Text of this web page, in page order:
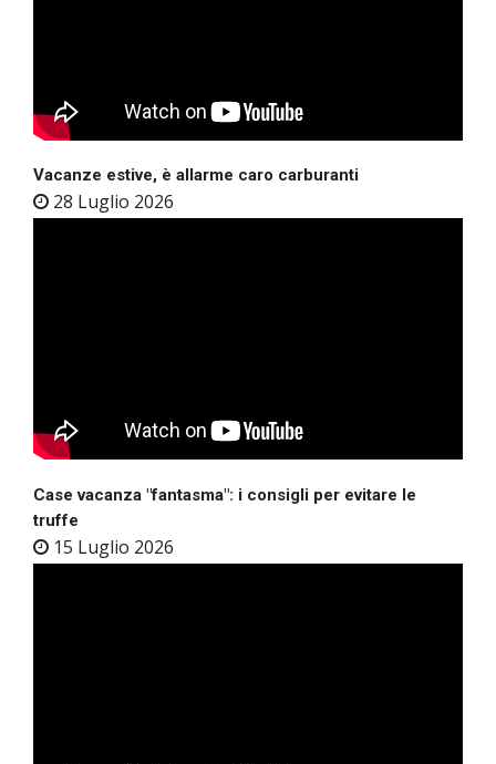
Vacanze estive, è allarme caro carburanti
28 Luglio 2026
Case vacanza "fantasma": i consigli per evitare le
truffe
15 Luglio 2026